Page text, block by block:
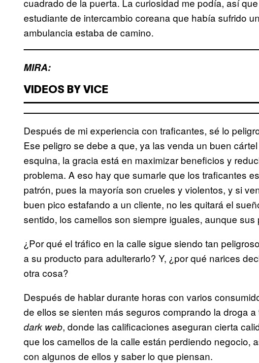
cuadrado de la puerta. La curiosidad me podía, así
estudiante de intercambio coreana que había sufrido
ambulancia estaba de camino.
MIRA:
VIDEOS BY VICE
Después de mi experiencia con traficantes, sé lo
Ese peligro se debe a que, ya las venda un buen
esquina, la gracia está en maximizar beneficios y
problema. A eso hay que sumarle que los traficantes
patrón, pues la mayoría son crueles y violentos, y si
buen pico estafando a un cliente, no les quitará el
sentido, los camellos son siempre iguales, aunque
¿Por qué el tráfico en la calle sigue siendo tan
a su producto para adulterarlo? Y, ¿por qué narices
otra cosa?
Después de hablar durante horas con varios
de ellos se sienten más seguros comprando la droga
dark web, donde las calificaciones aseguran cierta
que los camellos de la calle están perdiendo negocio,
con algunos de ellos y saber lo que piensan.